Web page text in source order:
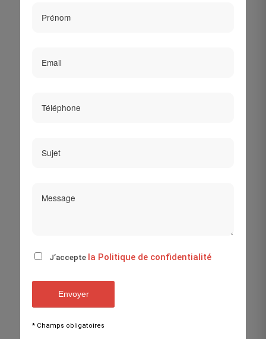
J’accepte la Politique de confidentialité
* Champs obligatoires